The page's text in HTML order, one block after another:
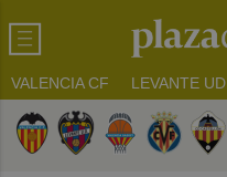
VALENCIA CF LEVANTE UD